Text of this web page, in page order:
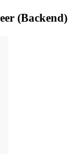
(Backend)